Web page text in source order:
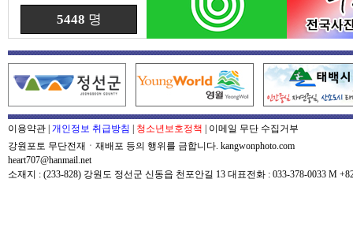
5448 명
이용약관 개인정보 취급방침 청소년보호정책
이메일 무단 수집거부
강원포토 무단전재ㆍ재배포 등의 행위를 금합니다. kangwonphoto.com
heart707@hanmail.net
소재지 : (233-828) 강원도 정선군 신동읍 천포안길 13 대표전화 : 033-378-0033 M